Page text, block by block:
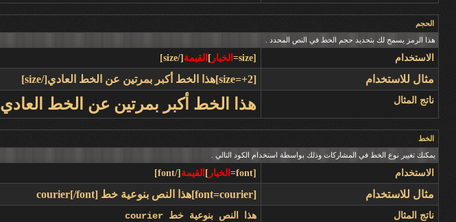
الحجم
هذا الرمز يسمح لك بتحديد حجم الخط في النص المحدد .
الاستخدام [size= الخيار ] القيمة [/size]
مثال للاستخدام [size=+2]هذا الخط أكبر بمرتين عن الخط العادي[/size]
ناتج المثال هذا الخط أكبر بمرتين عن الخط العادي
الخط
يمكنك تغيير نوع الخط في المشاركات وذلك بواسطة استخدام الكود التالي .
الاستخدام [font= الخيار ] القيمة [/font]
مثال للاستخدام [font=courier]هذا النص بنوعية خط courier[/font]
ناتج المثال هذا النص بنوعية خط courier